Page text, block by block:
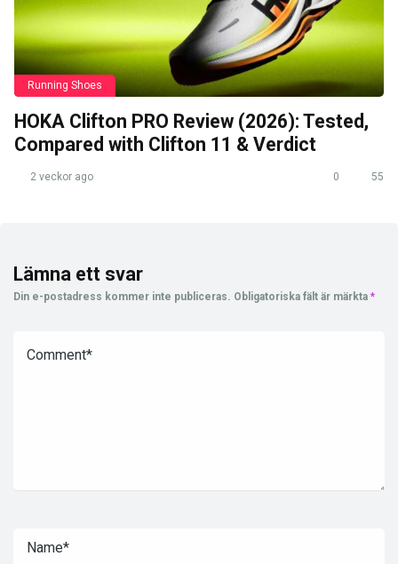
Running Shoes
HOKA Clifton PRO Review (2026): Tested,
Compared with Clifton 11 & Verdict
2 veckor ago 0 55
Lämna ett svar
Din e-postadress kommer inte publiceras. Obligatoriska fält är märkta *